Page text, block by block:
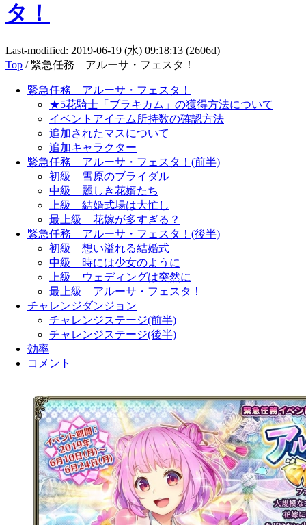
タ！
Last-modified: 2019-06-19 (水) 09:18:13 (2606d)
Top / 緊急任務 アルーサ・フェスタ！
緊急任務 アルーサ・フェスタ！
★5花騎士「ブラキカム」の獲得方法について
イベントアイテム所持数の確認方法
追加されたマスについて
追加キャラクター
緊急任務 アルーサ・フェスタ！(前半)
初級 雪原のブライダル
中級 麗しき花婿たち
上級 結婚式場は大忙し
最上級 花嫁が多すぎる？
緊急任務 アルーサ・フェスタ！(後半)
初級 想い溢れる結婚式
中級 時には少女のように
上級 ウェディングは突然に
最上級 アルーサ・フェスタ！
チャレンジダンジョン
チャレンジステージ(前半)
チャレンジステージ(後半)
効率
コメント